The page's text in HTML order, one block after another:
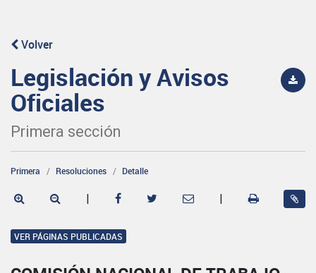
Volver
Legislación y Avisos
Oficiales
Primera sección
Primera Resoluciones Detalle
| |
VER PÁGINAS PUBLICADAS